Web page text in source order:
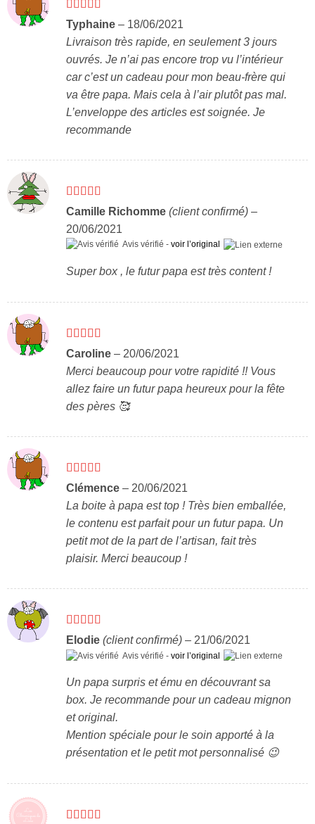
Note5sur 5
Typhaine – 18/06/2021
Livraison très rapide, en seulement 3 jours
ouvrés. Je n’ai pas encore trop vu l’intérieur
car c’est un cadeau pour mon beau-frère qui
va être papa. Mais cela à l’air plutôt pas mal.
L’enveloppe des articles est soignée. Je
recommande
Note4
sur 5
Camille Richomme (client confirmé) –
20/06/2021
Avis vérifié - voir l’original
Super box , le futur papa est très content !
Note5sur 5
Caroline – 20/06/2021
Merci beaucoup pour votre rapidité !! Vous
allez faire un futur papa heureux pour la fête
des pères 🥰
Note5sur 5
Clémence – 20/06/2021
La boite à papa est top ! Très bien emballée,
le contenu est parfait pour un futur papa. Un
petit mot de la part de l’artisan, fait très
plaisir. Merci beaucoup !
Note5sur 5
Elodie (client confirmé) – 21/06/2021
Avis vérifié - voir l’original
Un papa surpris et ému en découvrant sa
box. Je recommande pour un cadeau mignon
et original.
Mention spéciale pour le soin apporté à la
présentation et le petit mot personnalisé 😉